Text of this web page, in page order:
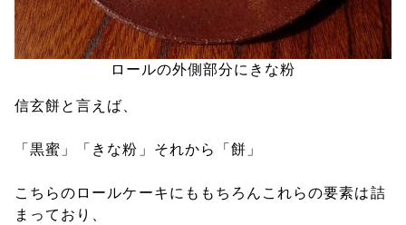
ロールの外側部分にきな粉
信玄餅と言えば、
「黒蜜」「きな粉」それから「餅」
こちらのロールケーキにももちろんこれらの要素は詰
まっており、